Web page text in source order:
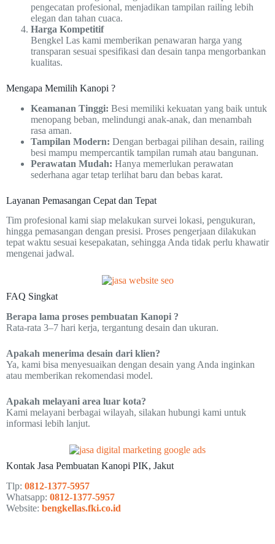
pengecatan profesional, menjadikan tampilan railing lebih
elegan dan tahan cuaca.
Harga Kompetitif
Bengkel Las kami memberikan penawaran harga yang
transparan sesuai spesifikasi dan desain tanpa mengorbankan
kualitas.
Mengapa Memilih Kanopi ?
Keamanan Tinggi: Besi memiliki kekuatan yang baik untuk
menopang beban, melindungi anak-anak, dan menambah
rasa aman.
Tampilan Modern: Dengan berbagai pilihan desain, railing
besi mampu mempercantik tampilan rumah atau bangunan.
Perawatan Mudah: Hanya memerlukan perawatan
sederhana agar tetap terlihat baru dan bebas karat.
Layanan Pemasangan Cepat dan Tepat
Tim profesional kami siap melakukan survei lokasi, pengukuran,
hingga pemasangan dengan presisi. Proses pengerjaan dilakukan
tepat waktu sesuai kesepakatan, sehingga Anda tidak perlu khawatir
mengenai jadwal.
FAQ Singkat
Berapa lama proses pembuatan Kanopi ?
Rata-rata 3–7 hari kerja, tergantung desain dan ukuran.
Apakah menerima desain dari klien?
Ya, kami bisa menyesuaikan dengan desain yang Anda inginkan
atau memberikan rekomendasi model.
Apakah melayani area luar kota?
Kami melayani berbagai wilayah, silakan hubungi kami untuk
informasi lebih lanjut.
Kontak Jasa Pembuatan Kanopi PIK, Jakut
Tlp: 0812-1377-5957
Whatsapp: 0812-1377-5957
Website: bengkellas.fki.co.id